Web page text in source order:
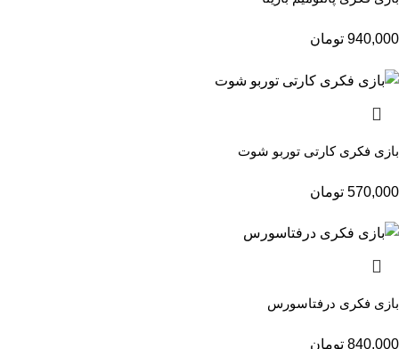
940,000 تومان
بازی فکری کارتی توربو شوت
570,000 تومان
بازی فکری درفتاسورس
840,000 تومان